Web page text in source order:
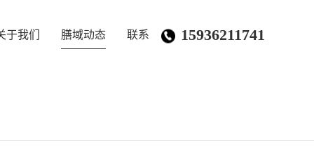
于我们 膳域动态 联系 15936211741